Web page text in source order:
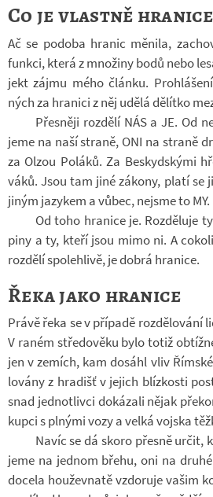
Co je vlastně
Ač se po­doba hra­nic mě­nila,
funkci, která z mno­žiny bodů nebo
jekt zájmu mého článku.
ných za hra­nici z něj udělá dě­lítko
Přes­něji roz­dělí NÁS a JE. Od
jeme na naší straně, ONI na straně
za Olzou Po­láků. Za Bes­kyd­skými
váků. Jsou tam jiné zá­kony, platí se
jiným ja­zy­kem a vůbec, nejsme to MY.
Od toho hra­nice je. Roz­dě­luje
piny a ty, kteří jsou mimo ni. A
roz­dělí spo­leh­livě, je dobrá hra­nice.
Řeka jako hranice
Právě řeka se v pří­padě roz­dě­lo­vání
V raném stře­do­věku bylo totiž
jen v ze­mích, kam do­sáhl vliv
lo­vány z hra­dišť v je­jich blíz­kosti
snad jed­not­livci do­ká­zali nějak
kupci s pl­nými vozy a velká voj­ska
Navíc se dá skoro přesně určit,
jeme na jed­nom břehu, oni na
do­cela hou­žev­natě vzdo­ruje vašim